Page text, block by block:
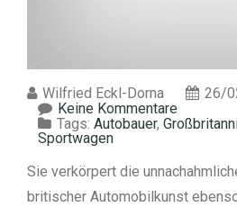
Wilfried Eckl-Dorna
26/
Keine Kommentare
Tags: Autobauer,
Sportwagen
Sie verkörpert die
britischer Automobilkunst